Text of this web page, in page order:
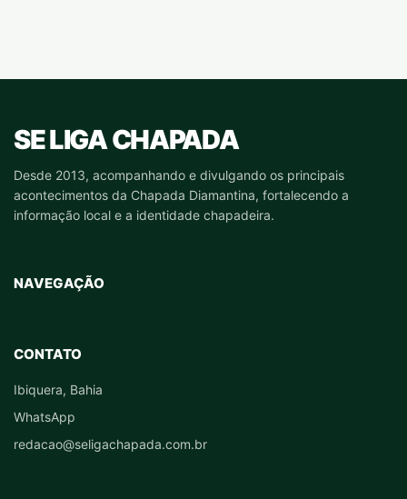
SE LIGA CHAPADA
Desde 2013, acompanhando e divulgando os principais
acontecimentos da Chapada Diamantina, fortalecendo a
informação local e a identidade chapadeira.
NAVEGAÇÃO
CONTATO
Ibiquera, Bahia
WhatsApp
redacao@seligachapada.com.br